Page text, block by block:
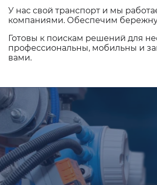
У нас свой транспорт и мы
компаниями. Обеспечим
Готовы к поискам решений для
профессиональны, мобильны и
вами.